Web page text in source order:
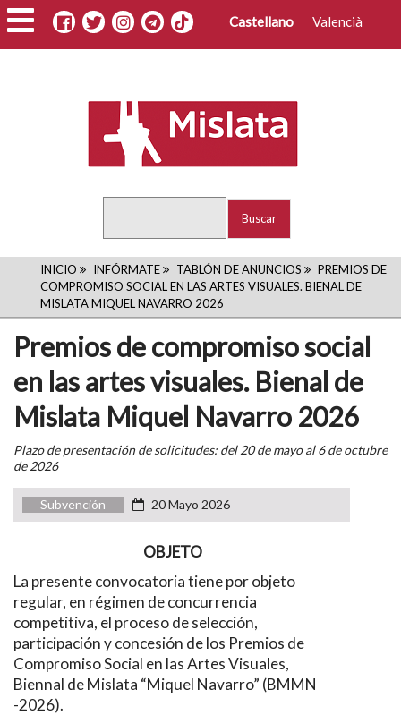
Pasar
al
contenido
Castellano Valencià
RUTA
DE
NAVEGACIÓN
INICIO INFÓRMATE TABLÓN DE ANUNCIOS
PREMIOS DE
COMPROMISO SOCIAL EN LAS ARTES VISUALES. BIENAL DE
MISLATA MIQUEL NAVARRO 2026
Premios de compromiso social
en las artes visuales. Bienal de
Mislata Miquel Navarro 2026
Plazo de presentación de solicitudes: del 20 de mayo al 6 de octubre
de 2026
Subvención 20 Mayo 2026
OBJETO
La presente convocatoria tiene por objeto
regular, en régimen de concurrencia
competitiva, el proceso de selección,
participación y concesión de los Premios de
Compromiso Social en las Artes Visuales,
Biennal de Mislata “Miquel Navarro” (BMMN
-2026).